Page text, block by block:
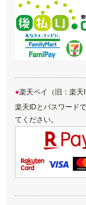
楽天ペイ（旧：楽天
楽天IDとパスワード
てください。